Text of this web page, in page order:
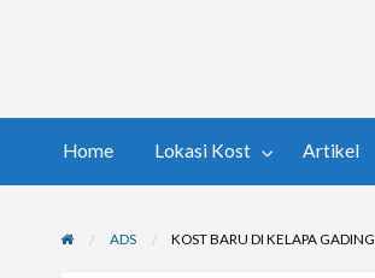
Home Lokasi Kost Artikel
ADS KOST BARU DI KELAPA GADING